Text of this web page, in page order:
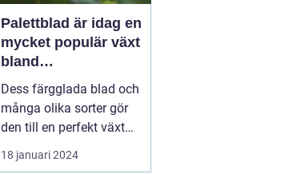
Palettblad är idag en
mycket populär växt
bland
trädgårdsentusiaste
r och inom
inredning
Dess färgglada blad och
många olika sorter gör
den till en perfekt växt
att addera liv och färg till
både trädgårdar och
18 januari 2024